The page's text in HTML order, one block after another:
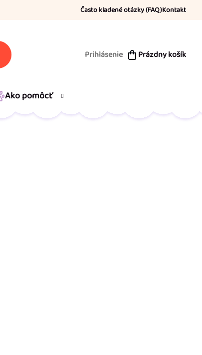
Často kladené otázky (FAQ)Kontakt
Prihlásenie
NÁKUPNÝ
Prázdny košík
Ako pomôcť